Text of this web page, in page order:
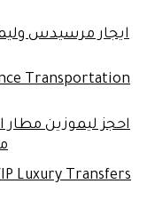
ايجار مرسيدس
Luxury Transfers